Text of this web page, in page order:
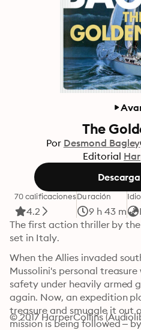
The
Por Desmond Bagley
Editorial
70 calificaciones
4.2
Duración
9 h 43 m
The first action thriller by
set in Italy.
When the Allies invaded
Mussolini's personal
safety under heavily armed
again. Now, an expedition
treasure and smuggle it out
mission is being followed –
© 2017 HarperCollins